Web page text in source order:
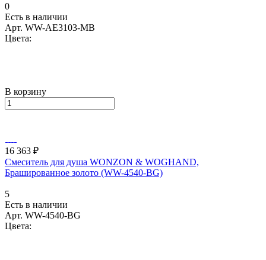
0
Есть в наличии
Арт. WW-AE3103-MB
Цвета:
В корзину
16 363 ₽
Смеситель для душа WONZON & WOGHAND,
Брашированное золото (WW-4540-BG)
5
Есть в наличии
Арт. WW-4540-BG
Цвета: